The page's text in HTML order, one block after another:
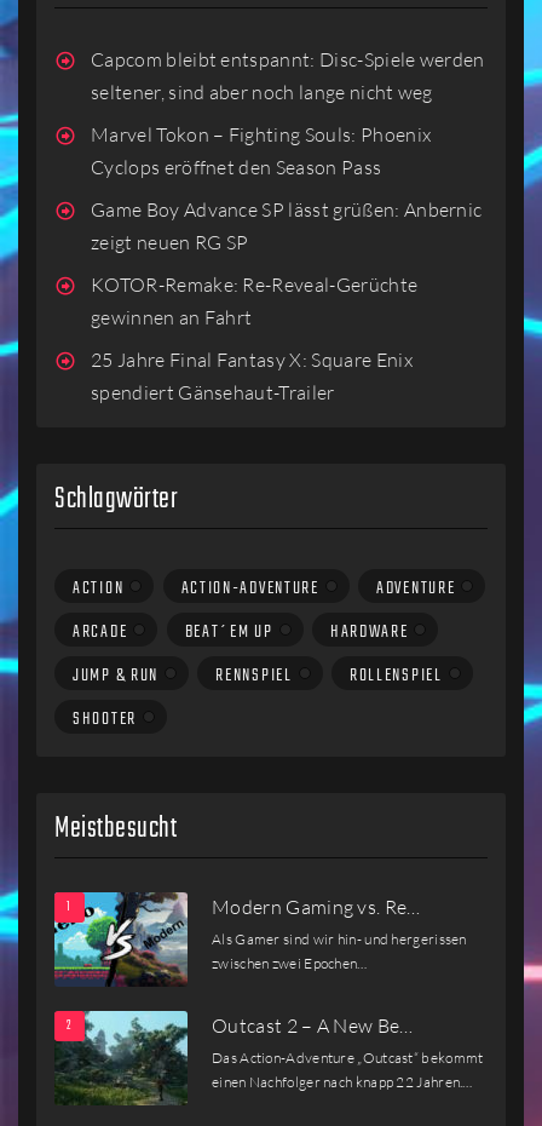
Capcom bleibt entspannt: Disc-Spiele werden
seltener, sind aber noch lange nicht weg
Marvel Tokon – Fighting Souls: Phoenix
Cyclops eröffnet den Season Pass
Game Boy Advance SP lässt grüßen: Anbernic
zeigt neuen RG SP
KOTOR-Remake: Re-Reveal-Gerüchte
gewinnen an Fahrt
25 Jahre Final Fantasy X: Square Enix
spendiert Gänsehaut-Trailer
Schlagwörter
ACTION ACTION-ADVENTURE
ADVENTURE
ARCADE
BEAT´EM UP
HARDWARE
JUMP & RUN
RENNSPIEL
ROLLENSPIEL
SHOOTER
Meistbesucht
Modern Gaming vs. Re…
Als Gamer sind wir hin- und hergerissen
zwischen zwei Epochen…
Outcast 2 – A New Be…
Das Action-Adventure „Outcast“ bekommt
einen Nachfolger nach knapp 22 Jahren.…